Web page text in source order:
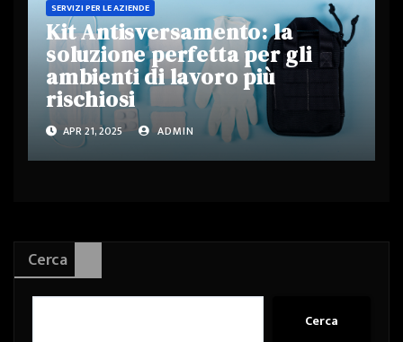
SERVIZI PER LE AZIENDE
Kit Antisversamento: la
soluzione perfetta per gli
ambienti di lavoro più
rischiosi
APR 21, 2025 ADMIN
Cerca
Cerca